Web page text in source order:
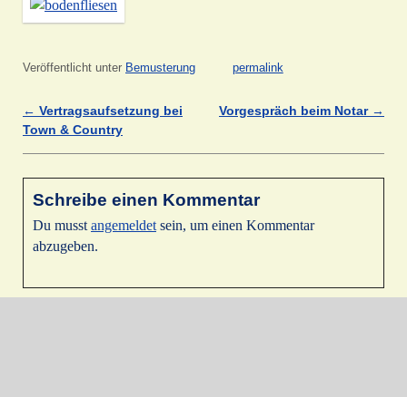
Veröffentlicht unter Bemusterung permalink
Artikelnavigation
← Vertragsaufsetzung bei
Town & Country
Vorgespräch beim Notar →
Schreibe einen Kommentar
Du musst angemeldet sein, um einen Kommentar
abzugeben.